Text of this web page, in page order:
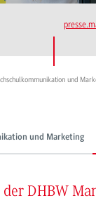
und
und Marketing
DHBW